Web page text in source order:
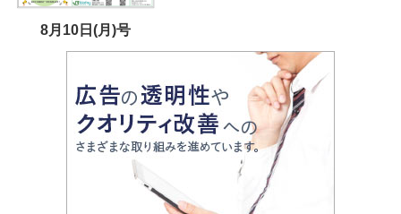
8月10日(月)号